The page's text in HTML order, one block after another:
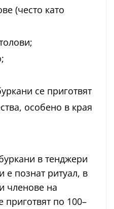
(често като
се приготвят
особено в края
в тенджери
е познат ритуал, в
членове на
приготвят по 100–